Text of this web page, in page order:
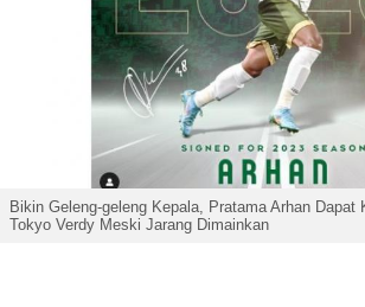
Bikin Geleng-geleng Kepala, Pratama Arhan Dapat
Tokyo Verdy Meski Jarang Dimainkan